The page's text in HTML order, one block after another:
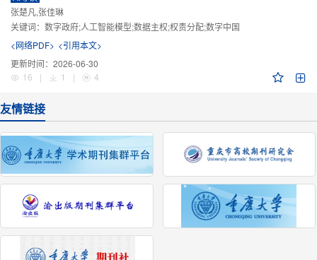
张楚凡,张佳琳
关键词： 数字政府;人工智能模型;数据主权;权责分配;数字中国
<网络PDF> <引用本文>
更新时间： 2026-06-30
16
| 1 | 4
友情链接